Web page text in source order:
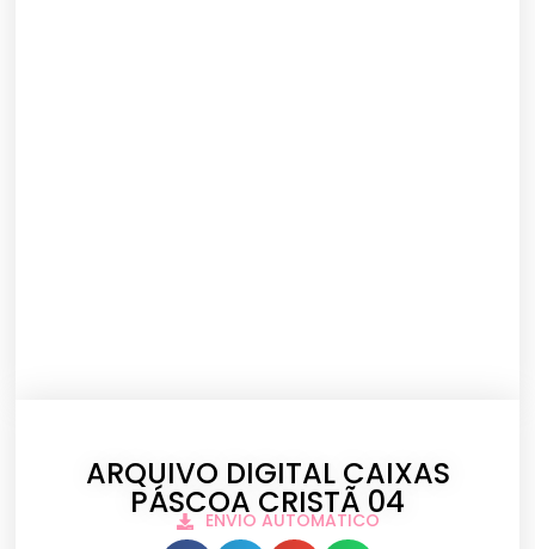
ARQUIVO DIGITAL CAIXAS
PÁSCOA CRISTÃ 04
ENVIO AUTOMATICO